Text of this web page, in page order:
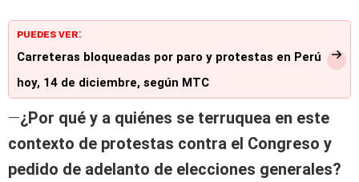
PUEDES VER:
Carreteras bloqueadas por paro y protestas en Perú
hoy, 14 de diciembre, según MTC
—¿Por qué y a quiénes se terruquea en este
contexto de protestas contra el Congreso y
pedido de adelanto de elecciones generales?